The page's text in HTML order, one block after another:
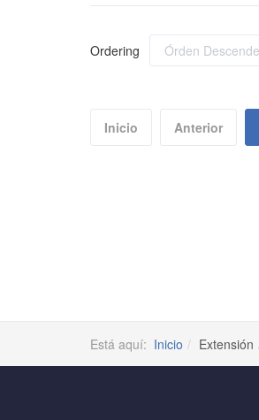
Ordering
Inicio Anterior
Está aquí: Inicio Extensión